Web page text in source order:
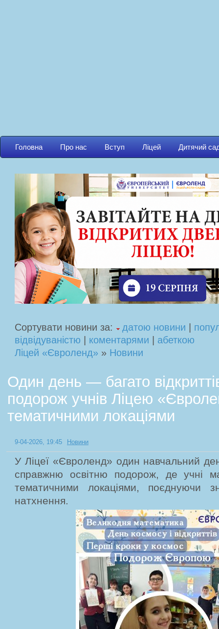
Головна Про нас Вступ Ліцей Дитячий
Сортувати новини за: датою новини
відвідуваністю
коментарями
абеткою
Ліцей «Євроленд» » Новини
Один день — багато
подорож учнів Ліцею
тематичними локаціями
9-04-2026, 19:45 Новини
У Ліцеї «Євроленд» один навчальний
справжню освітню подорож, де учні
тематичними локаціями, поєднуючи
натхнення.